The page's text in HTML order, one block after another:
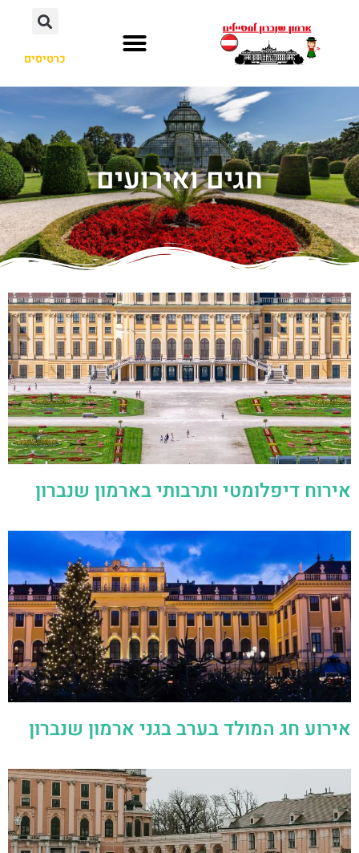
כרטיסים
חגים ואירועים
אירוח דיפלומטי ותרבותי בארמון שנברון
אירוע חג המולד בערב בגני ארמון שנברון